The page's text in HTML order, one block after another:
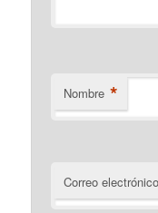
Nombre *
Correo electrónico